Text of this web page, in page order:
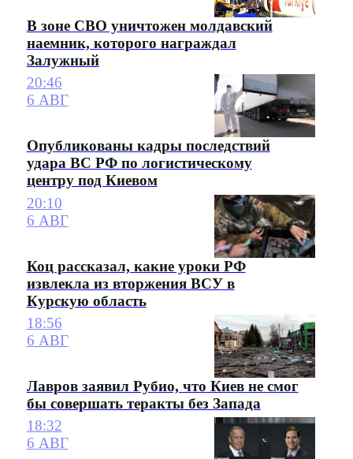
В зоне СВО уничтожен молдавский
наемник, которого награждал
Залужный
20:46
6 АВГ
Опубликованы кадры последствий
удара ВС РФ по логистическому
центру под Киевом
20:10
6 АВГ
Коц рассказал, какие уроки РФ
извлекла из вторжения ВСУ в
Курскую область
18:56
6 АВГ
Лавров заявил Рубио, что Киев не смог
бы совершать теракты без Запада
18:32
6 АВГ